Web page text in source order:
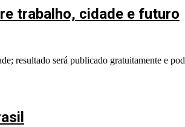
trabalho, cidade e futuro
resultado será publicado gratuitamente e